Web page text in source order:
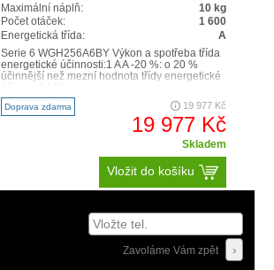
Maximální náplň:
10 kg
Počet otáček:
1 600
Energetická třída:
A
Serie 6 WGH256A6BY Výkon a spotřeba třída
energetické účinnosti:1 A A -20 %: o 20 %
účinnější než mezní hodnota třídy energetické
Doprava zdarma 19 977 Kč
19 977 Kč
Skladem
Vložit do košíku
Zavoláme Vám zpět